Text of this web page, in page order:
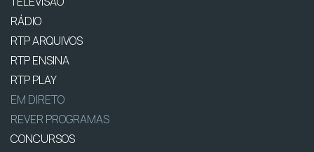
RÁDIO
RTP ARQUIVOS
RTP ENSINA
RTP PLAY
EM DIRETO
REVER PROGRAMAS
CONCURSOS